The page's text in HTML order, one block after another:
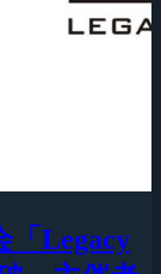
「Legacy